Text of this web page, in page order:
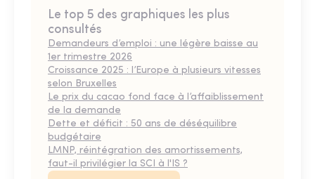
Le top 5 des graphiques les plus
consultés
Demandeurs d’emploi : une légère baisse au
1er trimestre 2026
Croissance 2025 : l’Europe à plusieurs vitesses
selon Bruxelles
Le prix du cacao fond face à l’affaiblissement
de la demande
Dette et déficit : 50 ans de déséquilibre
budgétaire
LMNP, réintégration des amortissements,
faut-il privilégier la SCI à l'IS ?